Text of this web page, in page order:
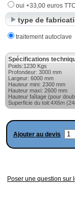
oui +33,00 euros TTC
type de
traitement autoclave
Spécifications
Poids:1230 Kgs
Profondeur: 3000 mm
Largeur: 6000 mm
Hauteur mini: 2300 mm
Hauteur maxi: 2600 mm
Hauteur faîtage (pour
Superficie du toit:4X6m
Ajouter au devis
Poser une question sur